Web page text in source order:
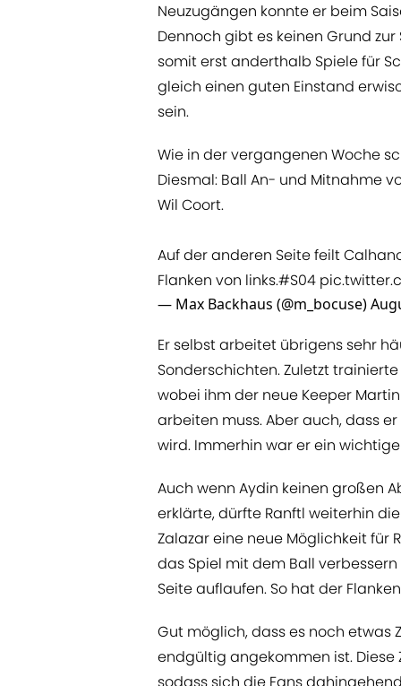
Neuzugängen konnte er beim
Dennoch gibt es keinen Grund
somit erst anderthalb Spiele für
gleich einen guten Einstand
sein.
Wie in der vergangenen Woche
Diesmal: Ball An- und Mitnahme
Wil Coort.
Auf der anderen Seite feilt
Flanken von links.#S04
— Max Backhaus (@m_bocuse)
Er selbst arbeitet übrigens sehr
Sonderschichten. Zuletzt
wobei ihm der neue Keeper
arbeiten muss. Aber auch, dass
wird. Immerhin war er ein
Auch wenn Aydin keinen großen
erklärte, dürfte Ranftl weiterhin
Zalazar eine neue Möglichkeit für
das Spiel mit dem Ball
Seite auflaufen. So hat der
Gut möglich, dass es noch etwas
endgültig angekommen ist.